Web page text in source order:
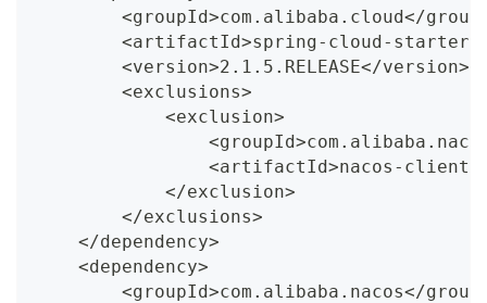
<groupId>com.alibaba.cloud</
<artifactId>spring-cloud-
        <version>2.1.5.RELEASE</version>
        <exclusions>
            <exclusion>
<artifactId>nacos-
            </exclusion>
        </exclusions>
    </dependency>
    <dependency>
<groupId>com.alibaba.nacos</